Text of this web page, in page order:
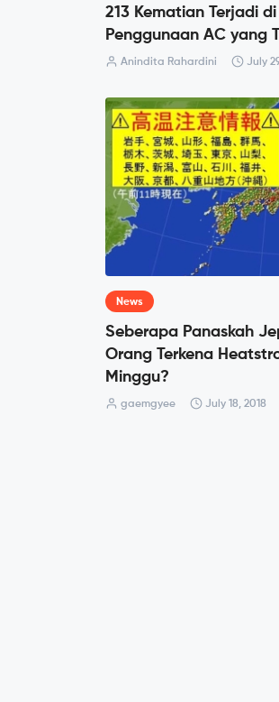
213 Kematian Terjadi
Penggunaan AC yang
Anindita Rahardini July
News
Seberapa Panaskah
Orang Terkena
Minggu?
gaemgyee July 18, 2018